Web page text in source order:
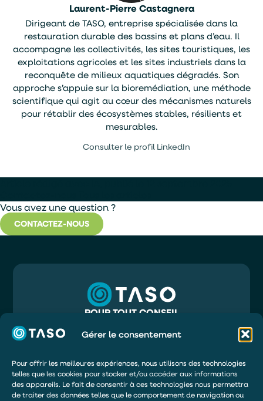
Gérer le consentement
Pour offrir les meilleures expériences, nous utilisons des technologies
telles que les cookies pour stocker et/ou accéder aux informations
des appareils. Le fait de consentir à ces technologies nous permettra
de traiter des données telles que le comportement de navigation ou
Laurent-Pierre Castagnera
Dirigeant de TASO, entreprise spécialisée dans la
restauration durable des bassins et plans d’eau. Il
accompagne les collectivités, les sites touristiques, les
exploitations agricoles et les sites industriels dans la
reconquête de milieux aquatiques dégradés. Son
approche s’appuie sur la bioremédiation, une méthode
scientifique qui agit au cœur des mécanismes naturels
pour rétablir des écosystèmes stables, résilients et
mesurables.
Consulter le profil LinkedIn
Vous avez une question ?
CONTACTEZ-NOUS
POUR TOUT CONSEIL
INFO@TASO.FR
TASO
33130 BÈGLES
DEMANDER UN DEVIS
ÊTRE RAPPELÉ